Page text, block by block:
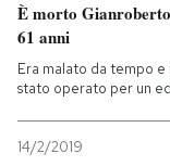
È morto
61 anni
Era malato da tempo
stato operato per un
14/2/2019